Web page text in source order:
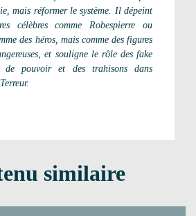
mais réformer le système. Il dépeint
célèbres comme Robespierre ou
des héros, mais comme des figures
et souligne le rôle des fake
de pouvoir et des trahisons dans
similaire